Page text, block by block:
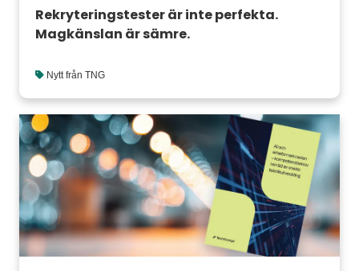
Rekryteringstester är inte perfekta.
Magkänslan är sämre.
Nytt från TNG